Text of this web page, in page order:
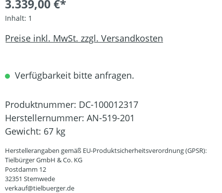
3.339,00 €*
Inhalt: 1
Preise inkl. MwSt. zzgl. Versandkosten
Verfügbarkeit bitte anfragen.
Produktnummer: DC-100012317
Herstellernummer: AN-519-201
Gewicht: 67 kg
Herstellerangaben gemäß EU-Produktsicherheitsverordnung (GPSR):
Tielbürger GmbH & Co. KG
Postdamm 12
32351 Stemwede
verkauf@tielbuerger.de